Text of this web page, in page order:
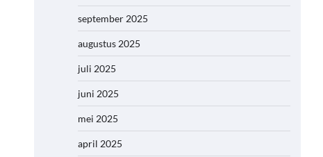
september 2025
augustus 2025
juli 2025
juni 2025
mei 2025
april 2025